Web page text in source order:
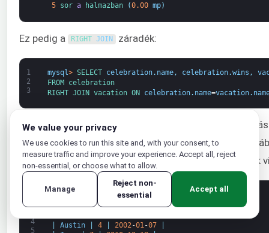
5 sor a halmazban (0.00 mp)
Ez pedig a RIGHT JOIN záradék:
1
2
3
mysql> SELECT celebration. name, celebration.wins ,
FROM celebration
RIGHT JOIN vacation ON celebration. name=vacation.
A jobb oldali tábla (vacation) összes értéke
rögzítve van a jobb oldali táblában, de a bal oldali
szerepelnek, ezek az oszlopok
értékeket fognak
4
5
+--------+------+------------+
| név | győzelmek | születési dátum
Austin 4 2002 -01 -07
We value your privacy
We use cookies to run this site and, with your consent, to
measure traffic and improve your experience. Accept all, reject
non-essential, or choose what to allow.
Manage
Reject non-
essential
Accept all